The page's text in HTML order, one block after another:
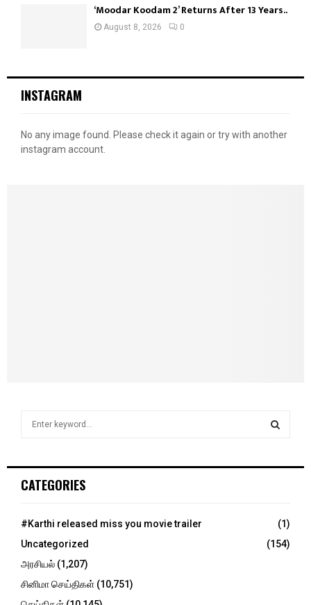
‘Moodar Koodam 2’ Returns After 13 Years..
August 8, 2026 0
INSTAGRAM
No any image found. Please check it again or try with another
instagram account.
h
o
:
CATEGORIES
#Karthi released miss you movie trailer
(1)
Uncategorized
(154)
அரசியல் (1,207)
சினிமா செய்திகள் (10,751)